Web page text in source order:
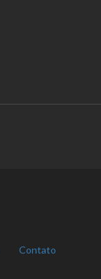
Contato